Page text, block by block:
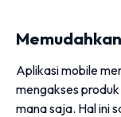
Aplikasi mobile
mengakses
mana saja. Hal ini